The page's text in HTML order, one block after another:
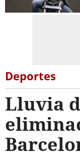
Deportes
Lluvia